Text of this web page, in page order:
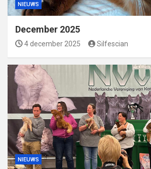
NIEUWS
December 2025
4 december 2025 Silfescian
NIEUWS